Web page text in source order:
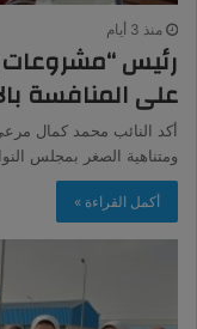
منذ 3 أيام
رئيس “مشروعات
على المنافسة
أكد النائب محمد كمال
ومتناهية الصغر بمجلس
أكمل القراءة »